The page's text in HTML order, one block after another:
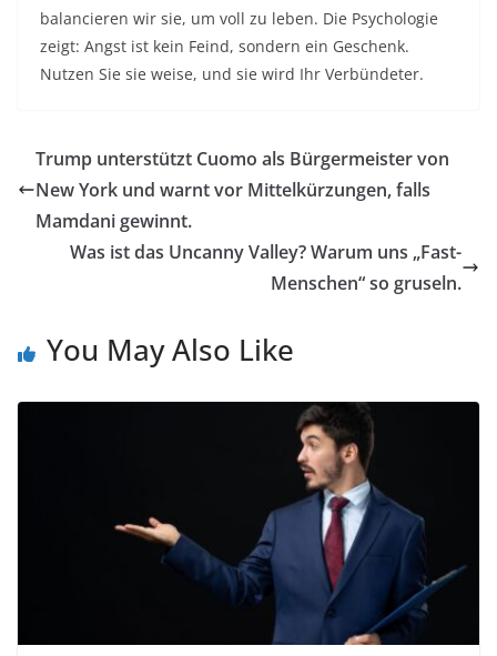
balancieren wir sie, um voll zu leben. Die Psychologie
zeigt: Angst ist kein Feind, sondern ein Geschenk.
Nutzen Sie sie weise, und sie wird Ihr Verbündeter.
Trump unterstützt Cuomo als Bürgermeister von
New York und warnt vor Mittelkürzungen, falls
Mamdani gewinnt.
Was ist das Uncanny Valley? Warum uns „Fast-
Menschen“ so gruseln.
You May Also Like